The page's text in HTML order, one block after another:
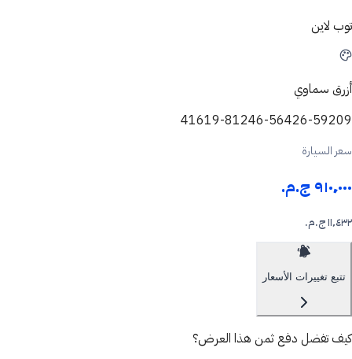
توب لاين
أزرق سماوي
41619-81246-56426-59209
سعر السيارة
٩١٠٬٠٠٠ ج.م.‏
١١٬٤٣٢ ج.م.‏
تتبع تغييرات الأسعار
كيف تفضل دفع ثمن هذا العرض؟